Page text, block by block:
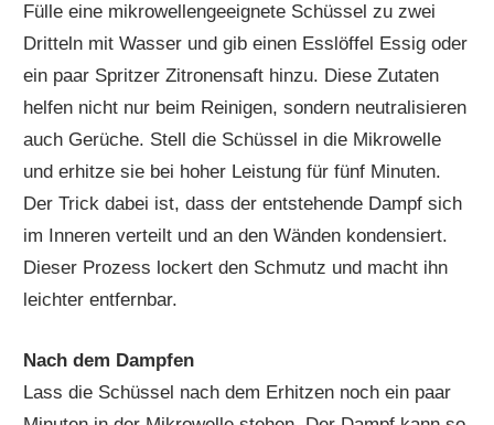
Fülle eine mikrowellengeeignete Schüssel zu zwei
Dritteln mit Wasser und gib einen Esslöffel Essig oder
ein paar Spritzer Zitronensaft hinzu. Diese Zutaten
helfen nicht nur beim Reinigen, sondern neutralisieren
auch Gerüche. Stell die Schüssel in die Mikrowelle
und erhitze sie bei hoher Leistung für fünf Minuten.
Der Trick dabei ist, dass der entstehende Dampf sich
im Inneren verteilt und an den Wänden kondensiert.
Dieser Prozess lockert den Schmutz und macht ihn
leichter entfernbar.
Nach dem Dampfen
Lass die Schüssel nach dem Erhitzen noch ein paar